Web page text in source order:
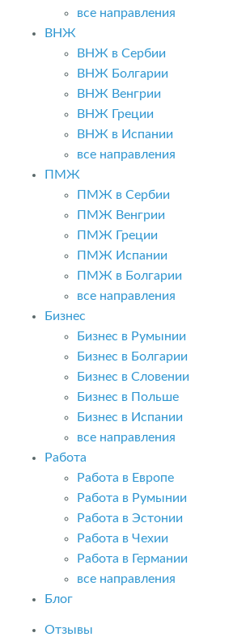
все направления
ВНЖ
ВНЖ в Сербии
ВНЖ Болгарии
ВНЖ Венгрии
ВНЖ Греции
ВНЖ в Испании
все направления
ПМЖ
ПМЖ в Сербии
ПМЖ Венгрии
ПМЖ Греции
ПМЖ Испании
ПМЖ в Болгарии
все направления
Бизнес
Бизнес в Румынии
Бизнес в Болгарии
Бизнес в Словении
Бизнес в Польше
Бизнес в Испании
все направления
Работа
Работа в Европе
Работа в Румынии
Работа в Эстонии
Работа в Чехии
Работа в Германии
все направления
Блог
Отзывы